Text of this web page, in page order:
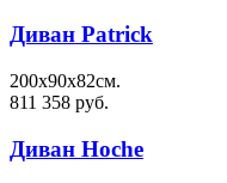
Диван Patrick
200х90х82см.
811 358 руб.
Диван Hoche